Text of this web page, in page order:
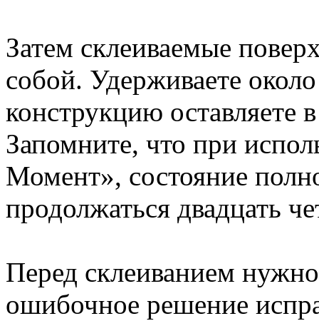
Затем склеиваемые
собой. Удерживаете
конструкцию оставляете
Запомните, что при
Момент», состояние
продолжаться двадцать
Перед склеиванием
ошибочное решение